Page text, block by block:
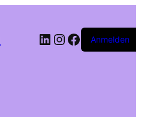
LinkedIn
Instagram
Facebook
Anmelden